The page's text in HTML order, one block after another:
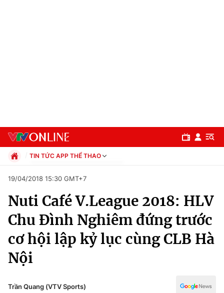
Chuyên mục
Chính trị
Xã hội
Pháp luật
TIN TỨC APP THỂ THAO
Xã hội
Pháp luật
Thể thao
Truyền hình
Văn hóa - Giải trí
Công nghệ
19/04/2018 15:30 GMT+7
Nuti Café V.League 2018: HLV
Chu Đình Nghiêm đứng trước
cơ hội lập kỷ lục cùng CLB Hà
Nội
Trần Quang (VTV Sports)